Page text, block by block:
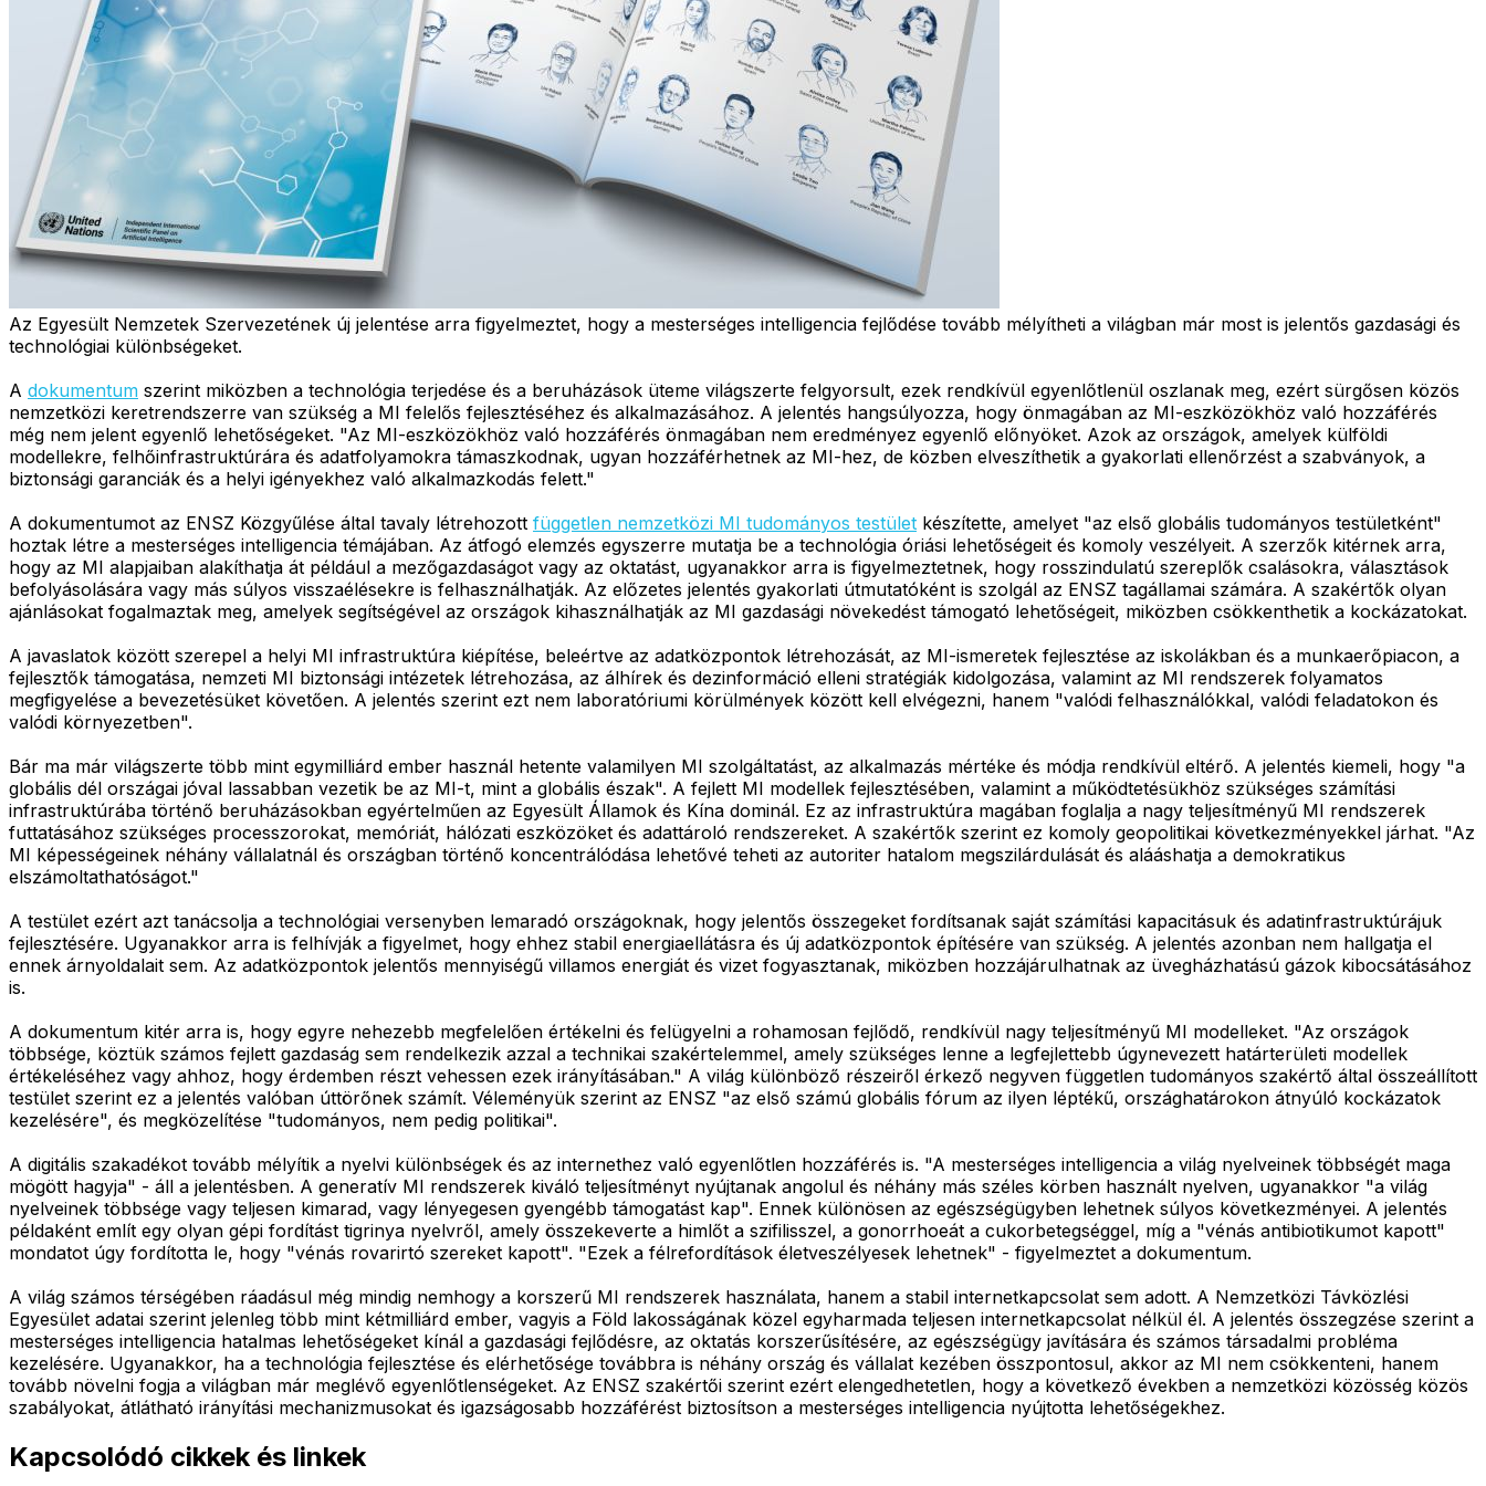
Az Egyesült Nemzetek Szervezetének új jelentése arra figyelmeztet, hogy a mesterséges intelligencia fejlődése tovább mélyítheti a világban már most is jelentős gazdasági és
technológiai különbségeket.
A dokumentum szerint miközben a technológia terjedése és a beruházások üteme világszerte felgyorsult, ezek rendkívül egyenlőtlenül oszlanak meg, ezért sürgősen közös
nemzetközi keretrendszerre van szükség a MI felelős fejlesztéséhez és alkalmazásához. A jelentés hangsúlyozza, hogy önmagában az MI-eszközökhöz való hozzáférés
még nem jelent egyenlő lehetőségeket. "Az MI-eszközökhöz való hozzáférés önmagában nem eredményez egyenlő előnyöket. Azok az országok, amelyek külföldi
modellekre, felhőinfrastruktúrára és adatfolyamokra támaszkodnak, ugyan hozzáférhetnek az MI-hez, de közben elveszíthetik a gyakorlati ellenőrzést a szabványok, a
biztonsági garanciák és a helyi igényekhez való alkalmazkodás felett."
A dokumentumot az ENSZ Közgyűlése által tavaly létrehozott független nemzetközi MI tudományos testület készítette, amelyet "az első globális tudományos testületként"
hoztak létre a mesterséges intelligencia témájában. Az átfogó elemzés egyszerre mutatja be a technológia óriási lehetőségeit és komoly veszélyeit. A szerzők kitérnek arra,
hogy az MI alapjaiban alakíthatja át például a mezőgazdaságot vagy az oktatást, ugyanakkor arra is figyelmeztetnek, hogy rosszindulatú szereplők csalásokra, választások
befolyásolására vagy más súlyos visszaélésekre is felhasználhatják. Az előzetes jelentés gyakorlati útmutatóként is szolgál az ENSZ tagállamai számára. A szakértők olyan
ajánlásokat fogalmaztak meg, amelyek segítségével az országok kihasználhatják az MI gazdasági növekedést támogató lehetőségeit, miközben csökkenthetik a kockázatokat.
A javaslatok között szerepel a helyi MI infrastruktúra kiépítése, beleértve az adatközpontok létrehozását, az MI-ismeretek fejlesztése az iskolákban és a munkaerőpiacon, a
fejlesztők támogatása, nemzeti MI biztonsági intézetek létrehozása, az álhírek és dezinformáció elleni stratégiák kidolgozása, valamint az MI rendszerek folyamatos
megfigyelése a bevezetésüket követően. A jelentés szerint ezt nem laboratóriumi körülmények között kell elvégezni, hanem "valódi felhasználókkal, valódi feladatokon és
valódi környezetben".
Bár ma már világszerte több mint egymilliárd ember használ hetente valamilyen MI szolgáltatást, az alkalmazás mértéke és módja rendkívül eltérő. A jelentés kiemeli, hogy "a
globális dél országai jóval lassabban vezetik be az MI-t, mint a globális észak". A fejlett MI modellek fejlesztésében, valamint a működtetésükhöz szükséges számítási
infrastruktúrába történő beruházásokban egyértelműen az Egyesült Államok és Kína dominál. Ez az infrastruktúra magában foglalja a nagy teljesítményű MI rendszerek
futtatásához szükséges processzorokat, memóriát, hálózati eszközöket és adattároló rendszereket. A szakértők szerint ez komoly geopolitikai következményekkel járhat. "Az
MI képességeinek néhány vállalatnál és országban történő koncentrálódása lehetővé teheti az autoriter hatalom megszilárdulását és alááshatja a demokratikus
elszámoltathatóságot."
A testület ezért azt tanácsolja a technológiai versenyben lemaradó országoknak, hogy jelentős összegeket fordítsanak saját számítási kapacitásuk és adatinfrastruktúrájuk
fejlesztésére. Ugyanakkor arra is felhívják a figyelmet, hogy ehhez stabil energiaellátásra és új adatközpontok építésére van szükség. A jelentés azonban nem hallgatja el
ennek árnyoldalait sem. Az adatközpontok jelentős mennyiségű villamos energiát és vizet fogyasztanak, miközben hozzájárulhatnak az üvegházhatású gázok kibocsátásához
is.
A dokumentum kitér arra is, hogy egyre nehezebb megfelelően értékelni és felügyelni a rohamosan fejlődő, rendkívül nagy teljesítményű MI modelleket. "Az országok
többsége, köztük számos fejlett gazdaság sem rendelkezik azzal a technikai szakértelemmel, amely szükséges lenne a legfejlettebb úgynevezett határterületi modellek
értékeléséhez vagy ahhoz, hogy érdemben részt vehessen ezek irányításában." A világ különböző részeiről érkező negyven független tudományos szakértő által összeállított
testület szerint ez a jelentés valóban úttörőnek számít. Véleményük szerint az ENSZ "az első számú globális fórum az ilyen léptékű, országhatárokon átnyúló kockázatok
kezelésére", és megközelítése "tudományos, nem pedig politikai".
A digitális szakadékot tovább mélyítik a nyelvi különbségek és az internethez való egyenlőtlen hozzáférés is. "A mesterséges intelligencia a világ nyelveinek többségét maga
mögött hagyja" - áll a jelentésben. A generatív MI rendszerek kiváló teljesítményt nyújtanak angolul és néhány más széles körben használt nyelven, ugyanakkor "a világ
nyelveinek többsége vagy teljesen kimarad, vagy lényegesen gyengébb támogatást kap". Ennek különösen az egészségügyben lehetnek súlyos következményei. A jelentés
példaként említ egy olyan gépi fordítást tigrinya nyelvről, amely összekeverte a himlőt a szifilisszel, a gonorrhoeát a cukorbetegséggel, míg a "vénás antibiotikumot kapott"
mondatot úgy fordította le, hogy "vénás rovarirtó szereket kapott". "Ezek a félrefordítások életveszélyesek lehetnek" - figyelmeztet a dokumentum.
A világ számos térségében ráadásul még mindig nemhogy a korszerű MI rendszerek használata, hanem a stabil internetkapcsolat sem adott. A Nemzetközi Távközlési
Egyesület adatai szerint jelenleg több mint kétmilliárd ember, vagyis a Föld lakosságának közel egyharmada teljesen internetkapcsolat nélkül él. A jelentés összegzése szerint a
mesterséges intelligencia hatalmas lehetőségeket kínál a gazdasági fejlődésre, az oktatás korszerűsítésére, az egészségügy javítására és számos társadalmi probléma
kezelésére. Ugyanakkor, ha a technológia fejlesztése és elérhetősége továbbra is néhány ország és vállalat kezében összpontosul, akkor az MI nem csökkenteni, hanem
tovább növelni fogja a világban már meglévő egyenlőtlenségeket. Az ENSZ szakértői szerint ezért elengedhetetlen, hogy a következő években a nemzetközi közösség közös
szabályokat, átlátható irányítási mechanizmusokat és igazságosabb hozzáférést biztosítson a mesterséges intelligencia nyújtotta lehetőségekhez.
Kapcsolódó cikkek és linkek